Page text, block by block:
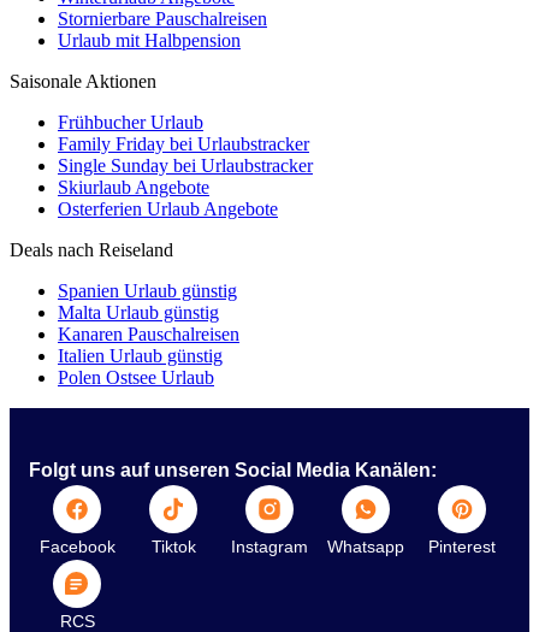
Stornierbare Pauschalreisen
Urlaub mit Halbpension
Saisonale Aktionen
Frühbucher Urlaub
Family Friday bei Urlaubstracker
Single Sunday bei Urlaubstracker
Skiurlaub Angebote
Osterferien Urlaub Angebote
Deals nach Reiseland
Spanien Urlaub günstig
Malta Urlaub günstig
Kanaren Pauschalreisen
Italien Urlaub günstig
Polen Ostsee Urlaub